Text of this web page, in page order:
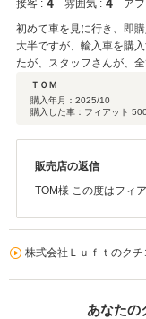
接客 : 4 雰囲気 : 4 ア
初めて車を見に行き、即
大半ですが、輸入車を購
たが、スタッフさんが、
して購入に踏み切れました
ＴＯＭ
購入年月： 2025/10
購入した車：フィアット
販売店の返信
TOM様 この度はフィ
株式会社Ｌｕｆｔのク
あなたの